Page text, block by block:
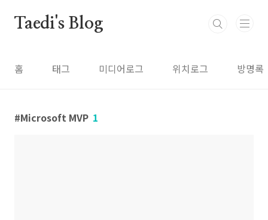
Taedi's Blog
홈 태그 미디어로그 위치로그 방명록
Microsoft MVP 1